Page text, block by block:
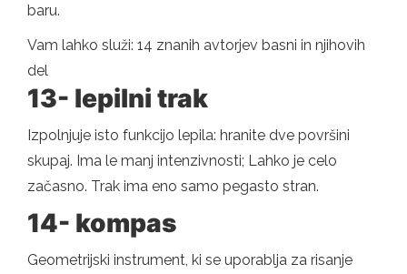
baru.
Vam lahko služi: 14 znanih avtorjev basni in njihovih
del
13- lepilni trak
Izpolnjuje isto funkcijo lepila: hranite dve površini
skupaj. Ima le manj intenzivnosti; Lahko je celo
začasno. Trak ima eno samo pegasto stran.
14- kompas
Geometrijski instrument, ki se uporablja za risanje